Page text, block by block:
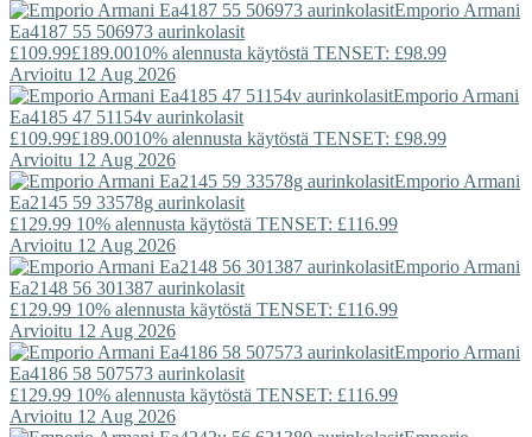
Emporio Armani
Ea4187 55 506973 aurinkolasit
£109.99£189.0010% alennusta käytöstä TENSET: £98.99
Arvioitu 12 Aug 2026
Emporio Armani
Ea4185 47 51154v aurinkolasit
£109.99£189.0010% alennusta käytöstä TENSET: £98.99
Arvioitu 12 Aug 2026
Emporio Armani
Ea2145 59 33578g aurinkolasit
£129.99 10% alennusta käytöstä TENSET: £116.99
Arvioitu 12 Aug 2026
Emporio Armani
Ea2148 56 301387 aurinkolasit
£129.99 10% alennusta käytöstä TENSET: £116.99
Arvioitu 12 Aug 2026
Emporio Armani
Ea4186 58 507573 aurinkolasit
£129.99 10% alennusta käytöstä TENSET: £116.99
Arvioitu 12 Aug 2026